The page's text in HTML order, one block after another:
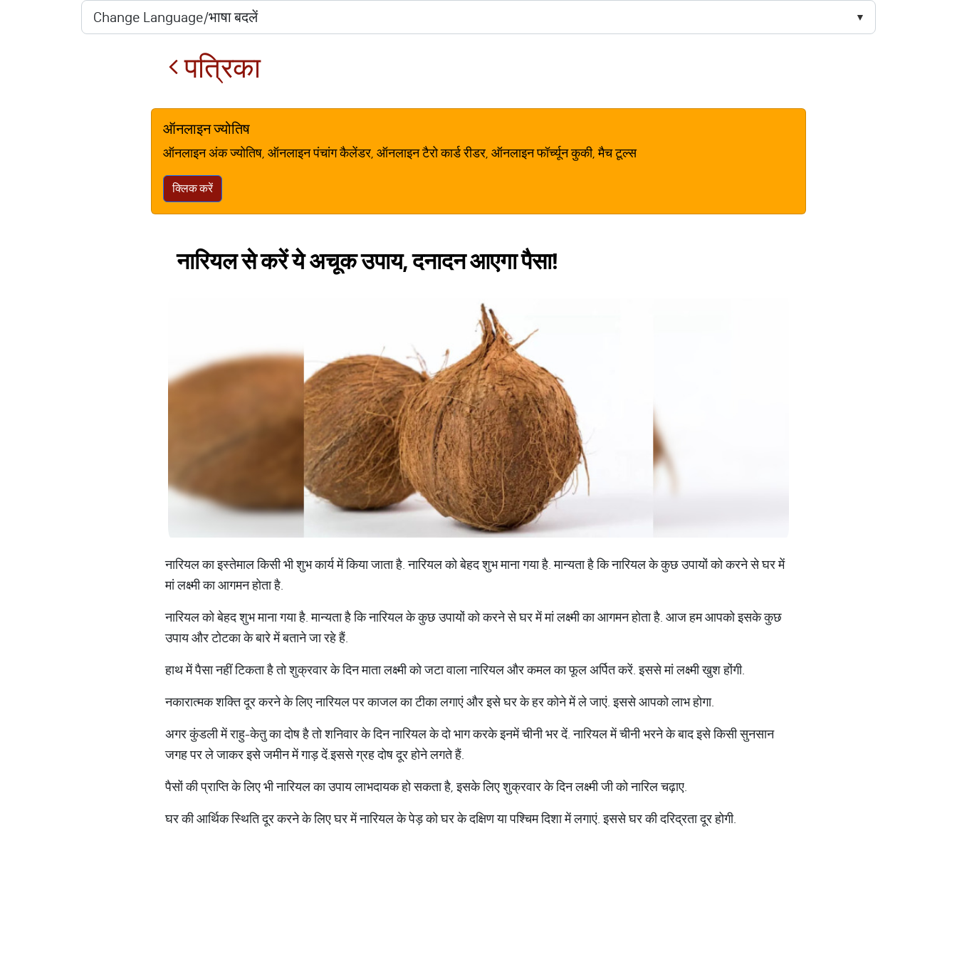
पत्रिका
ऑनलाइन ज्योतिष
ऑनलाइन अंक ज्योतिष, ऑनलाइन पंचांग कैलेंडर, ऑनलाइन टैरो कार्ड रीडर, ऑनलाइन फॉर्च्यून कुकी, मैच टूल्स
क्लिक करें
नारियल से करें ये अचूक उपाय, दनादन आएगा पैसा!
नारियल का इस्तेमाल किसी भी शुभ कार्य में किया जाता है. नारियल को बेहद शुभ माना गया है. मान्यता है कि नारियल के कुछ उपायों को करने से घर में
मां लक्ष्मी का आगमन होता है.
नारियल को बेहद शुभ माना गया है. मान्यता है कि नारियल के कुछ उपायों को करने से घर में मां लक्ष्मी का आगमन होता है. आज हम आपको इसके कुछ
उपाय और टोटका के बारे में बताने जा रहे हैं.
हाथ में पैसा नहीं टिकता है तो शुक्रवार के दिन माता लक्ष्मी को जटा वाला नारियल और कमल का फूल अर्पित करें. इससे मां लक्ष्मी खुश होंगी.
नकारात्मक शक्ति दूर करने के लिए नारियल पर काजल का टीका लगाएं और इसे घर के हर कोने में ले जाएं. इससे आपको लाभ होगा.
अगर कुंडली में राहु-केतु का दोष है तो शनिवार के दिन नारियल के दो भाग करके इनमें चीनी भर दें. नारियल में चीनी भरने के बाद इसे किसी सुनसान
जगह पर ले जाकर इसे जमीन में गाड़ दें.इससे ग्रह दोष दूर होने लगते हैं.
पैसों की प्राप्ति के लिए भी नारियल का उपाय लाभदायक हो सकता है, इसके लिए शुक्रवार के दिन लक्ष्मी जी को नारिल चढ़ाए.
घर की आर्थिक स्थिति दूर करने के लिए घर में नारियल के पेड़ को घर के दक्षिण या पश्चिम दिशा में लगाएं. इससे घर की दरिद्रता दूर होगी.